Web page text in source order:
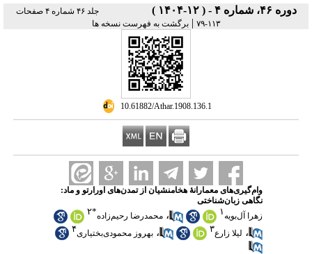
دوره ۴۶، شماره ۴ - ( ۱۲-۱۴۰۴ )
جلد ۴۶ شماره ۴ صفحات
۱۱۳-۷۹
| برگشت به فهرست نسخه ها
‎ 10.61882/Athar.1908.136.1
وام‌گیری‌های معمارانۀ هخامنشیان از تمدن‌های اورارتو و ماد:
نگاهی زبان‌شناختی
زهرا آل‌بویه۱ ، محمدرضا رحیم‌زاده*۲
، لیلا زارع۳ ، بهروز محمودی‌بختیاری۴